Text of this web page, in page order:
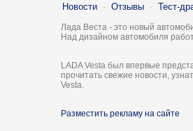
Новости · Отзывы · Тест-
Лада Веста - это новый
Над дизайном автомобиля
LADA Vesta был впервые
прочитать свежие новости,
Vesta.
Разместить рекламу на сайте